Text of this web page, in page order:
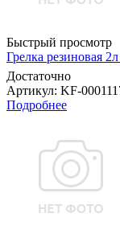
Быстрый просмотр
Грелка резиновая
Достаточно
Артикул: KF-
Подробнее